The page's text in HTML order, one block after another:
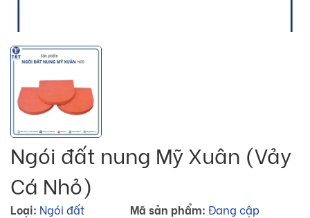
Ngói đất nung Mỹ Xuân (Vảy
Cá Nhỏ)
Loại: Ngói đất
Mã sản phẩm: Đang cập